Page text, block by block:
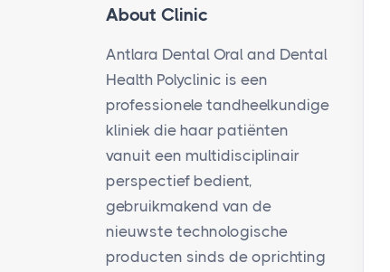
About Clinic
Antlara Dental Oral and Dental
Health Polyclinic is een
professionele tandheelkundige
kliniek die haar patiënten
vanuit een multidisciplinair
perspectief bedient,
gebruikmakend van de
nieuwste technologische
producten sinds de oprichting